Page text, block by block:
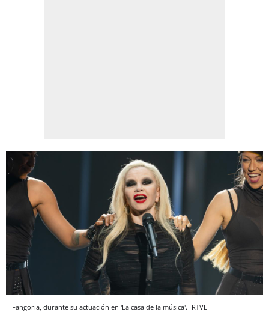
Fangoria, durante su actuación en 'La casa de la música'. RTVE